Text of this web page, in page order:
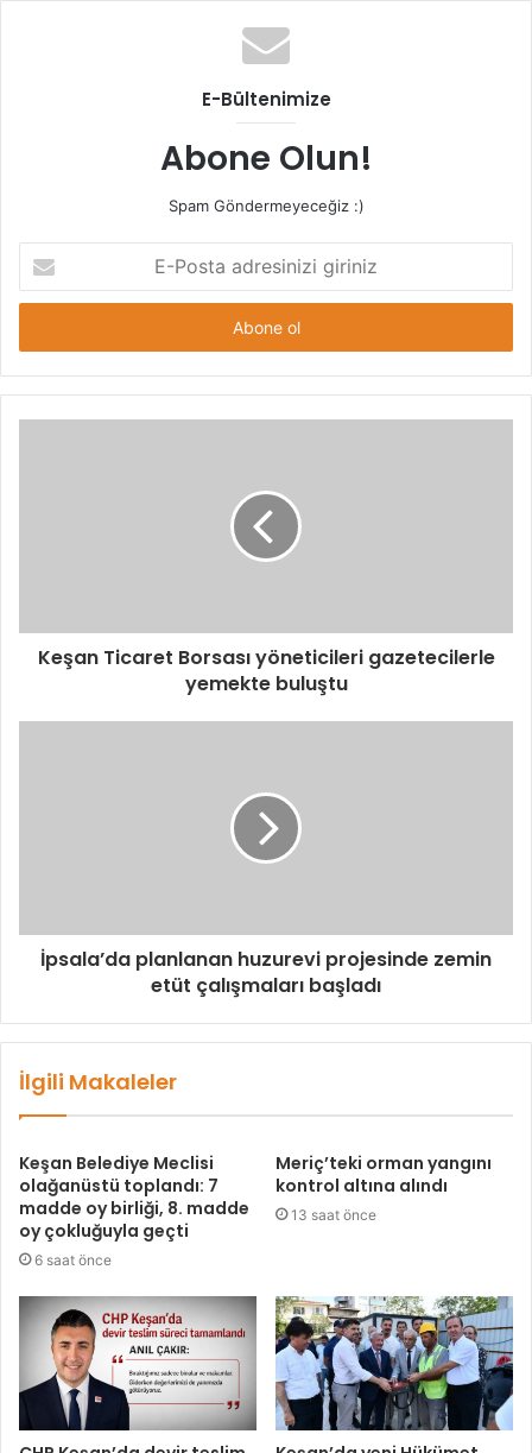
E-Bültenimize
Abone Olun!
Spam Göndermeyeceğiz :)
Posta
adresinizi
Keşan Ticaret Borsası yöneticileri gazetecilerle
yemekte buluştu
İpsala’da planlanan huzurevi projesinde zemin
etüt çalışmaları başladı
İlgili Makaleler
Keşan Belediye Meclisi
olağanüstü toplandı: 7
madde oy birliği, 8. madde
oy çokluğuyla geçti
6 saat önce
Meriç’teki orman yangını
kontrol altına alındı
13 saat önce